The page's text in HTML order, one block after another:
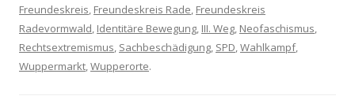
Freundeskreis, Freundeskreis Rade, Freundeskreis
Radevormwald, Identitäre Bewegung, III. Weg, Neofaschismus,
Rechtsextremismus, Sachbeschädigung, SPD,Wahlkampf,
Wuppermarkt,Wupperorte.